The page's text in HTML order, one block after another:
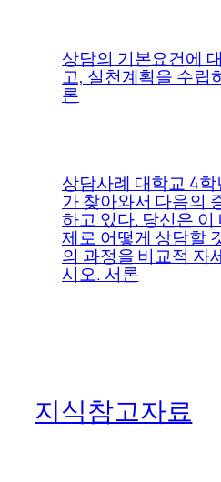
상담의 기본요건에
고, 실천계획을 수립
론
상담사례 대학교 4
가 찾아와서 다음의
하고 있다. 당신은 이
제로 어떻게 상담할
의 과정을 비교적 자
시오. 서론
지식참고자료